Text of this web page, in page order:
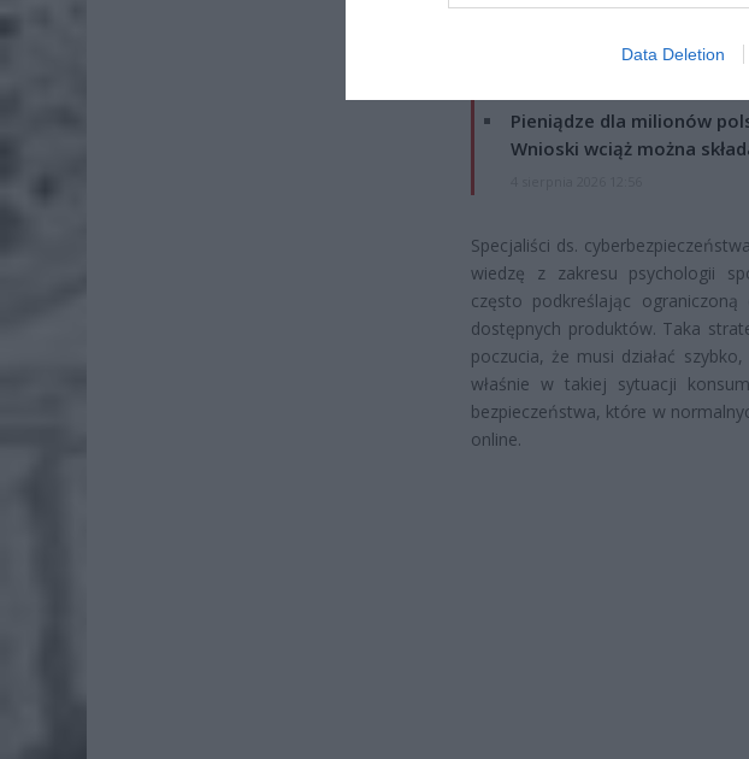
Data Deletion
Lidl przecenił hit do
Pieniądze dla milionów
Wnioski wciąż można
Specjaliści ds.
wiedzę z zakresu psychologii
często podkreślając
dostępnych produktów. Taka
poczucia, że musi działać
właśnie w takiej sytuacji
bezpieczeństwa, które w
online.